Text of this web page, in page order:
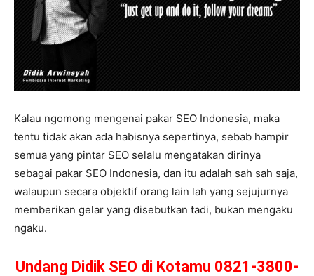
Kalau ngomong mengenai pakar SEO Indonesia, maka
tentu tidak akan ada habisnya sepertinya, sebab hampir
semua yang pintar SEO selalu mengatakan dirinya
sebagai pakar SEO Indonesia, dan itu adalah sah sah saja,
walaupun secara objektif orang lain lah yang sejujurnya
memberikan gelar yang disebutkan tadi, bukan mengaku
ngaku.
Undang Didik SEO di Kotamu 0821-3800-